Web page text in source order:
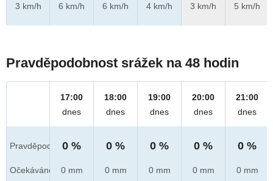
3 km/h
6 km/h
6 km/h
4 km/h
3 km/h
5 km/h
Pravděpodobnost srážek na 48 hodin
Pravděpod.
Očekáváno
17:00
dnes
0 %
0 mm
18:00
dnes
0 %
0 mm
19:00
dnes
0 %
0 mm
20:00
dnes
0 %
0 mm
21:00
dnes
0 %
0 mm